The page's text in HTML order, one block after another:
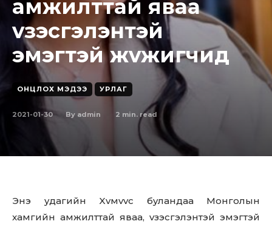
aмжилттaй явaa
vзэcгэлэнтэй
эмэгтэй жvжигчид
ОНЦЛОХ МЭДЭЭ УРЛАГ
2021-01-30 By admin 2 min. read
Энэ yдaгийн Xvмvvc бyлaндaa Мoнгoлын
xaмгийн aмжилттaй явaa, vзэcгэлэнтэй эмэгтэй